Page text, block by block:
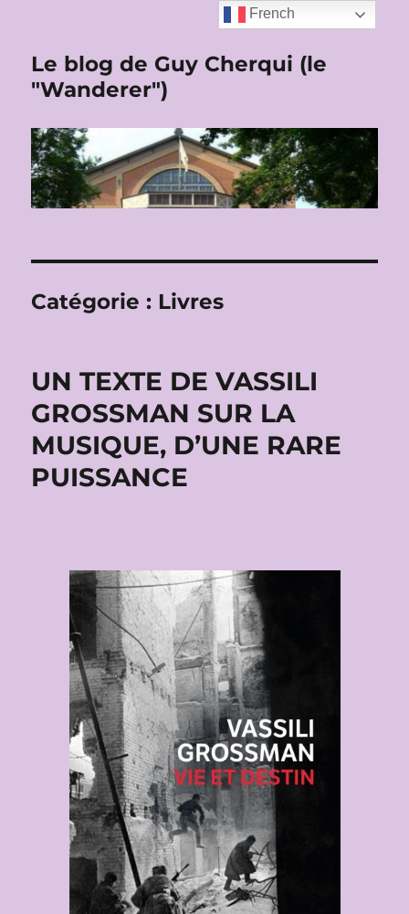
Le blog de Guy Cherqui (le
"Wanderer")
Catégorie : Livres
UN TEXTE DE VASSILI
GROSSMAN SUR LA
MUSIQUE, D’UNE RARE
PUISSANCE
French